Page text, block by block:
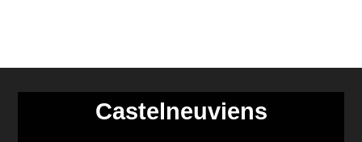
Castelneuviens